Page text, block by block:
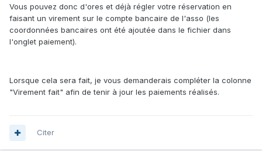
Vous pouvez donc d'ores et déjà régler votre réservation en
faisant un virement sur le compte bancaire de l'asso (les
coordonnées bancaires ont été ajoutée dans le fichier dans
l'onglet paiement).
Lorsque cela sera fait, je vous demanderais compléter la colonne
"Virement fait" afin de tenir à jour les paiements réalisés.
Citer